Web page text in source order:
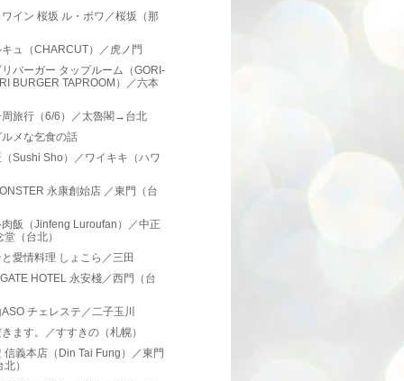
イン 桜坂 ル・ボワ／桜坂（那
ュ（CHARCUT）／虎ノ門
バーガー タップルーム（GORI-
BURGER TAPROOM）／六本
周旅行（6/6）／太魯閣→台北
メな乞食の話
Sushi Sho）／ワイキキ（ハワ
永康創始店 ／東門（台
飯（Jinfeng Luroufan）／中正
堂（台北）
愛情料理 しょこら／三田
HOTEL 永安棧／西門（台
チェレステ／二子玉川
ます。／すすきの（札幌）
信義本店（Din Tai Fung）／東門
）